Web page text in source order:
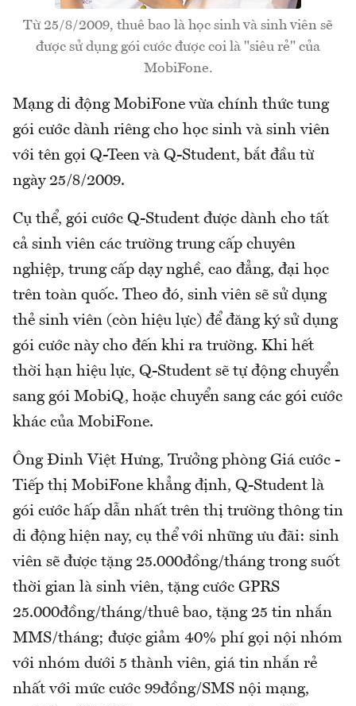
Từ 25/8/2009, thuê bao là học sinh và sinh viên sẽ
được sử dụng gói cước được coi là "siêu rẻ" của
MobiFone.
Mạng di động MobiFone vừa chính thức tung
gói cước dành riêng cho học sinh và sinh viên
với tên gọi Q-Teen và Q-Student, bắt đầu từ
ngày 25/8/2009.
Cụ thể, gói cước Q-Student được dành cho tất
cả sinh viên các trường trung cấp chuyên
nghiệp, trung cấp dạy nghề, cao đẳng, đại học
trên toàn quốc. Theo đó, sinh viên sẽ sử dụng
thẻ sinh viên (còn hiệu lực) để đăng ký sử dụng
gói cước này cho đến khi ra trường. Khi hết
thời hạn hiệu lực, Q-Student sẽ tự động chuyển
sang gói MobiQ, hoặc chuyển sang các gói cước
khác của MobiFone.
Ông Đinh Việt Hưng, Trưởng phòng Giá cước -
Tiếp thị MobiFone khẳng định, Q-Student là
gói cước hấp dẫn nhất trên thị trường thông tin
di động hiện nay, cụ thể với những ưu đãi: sinh
viên sẽ được tặng 25.000đồng/tháng trong suốt
thời gian là sinh viên, tặng cước GPRS
25.000đồng/tháng/thuê bao, tặng 25 tin nhắn
MMS/tháng; được giảm 40% phí gọi nội nhóm
với nhóm dưới 5 thành viên, giá tin nhắn rẻ
nhất với mức cước 99đồng/SMS nội mạng,